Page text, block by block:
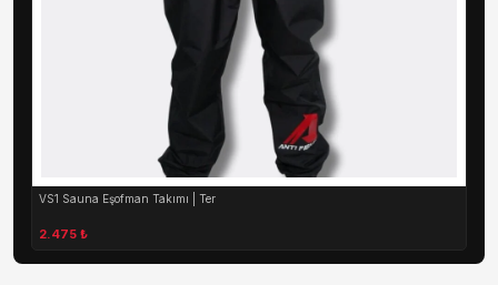
VS1 Sauna Eşofman Takımı | Ter
2.475 ₺